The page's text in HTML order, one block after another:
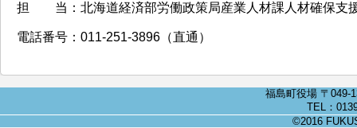
担 当：北海道経済部労働政策局産業人材課人材確保支
電話番号：011-251-3896（直通）
福島町役場 〒049-
TEL：
©2016